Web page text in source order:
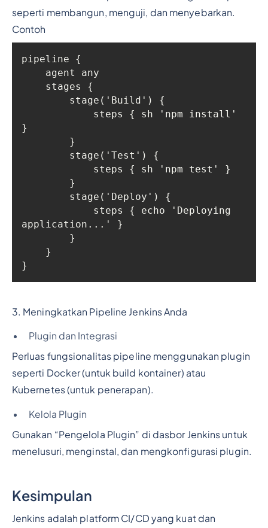
seperti membangun, menguji, dan menyebarkan.
Contoh
3. Meningkatkan Pipeline Jenkins Anda
Plugin dan Integrasi
Perluas fungsionalitas pipeline menggunakan plugin
seperti Docker (untuk build kontainer) atau
Kubernetes (untuk penerapan).
Kelola Plugin
Gunakan “Pengelola Plugin” di dasbor Jenkins untuk
menelusuri, menginstal, dan mengkonfigurasi plugin.
Kesimpulan
Jenkins adalah platform CI/CD yang kuat dan